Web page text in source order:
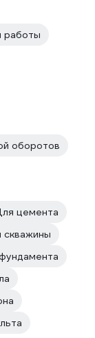
работы
оборотов
цемента
скважины